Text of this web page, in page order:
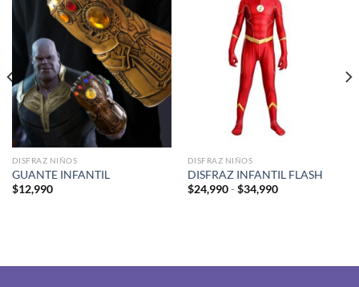
DISFRAZ NIÑOS
GUANTE INFANTIL
$12,990
DISFRAZ NIÑOS
DISFRAZ INFANTIL FLASH
$24,990 - $34,990Rango